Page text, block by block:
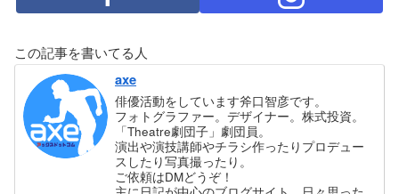
この記事を書いてる人
axe
俳優活動をしています斧口智彦です。
フォトグラファー。デザイナー。株式投資。
「Theatre劇団子」劇団員。
演出や演技講師やチラシ作ったりプロデュー
スしたり写真撮ったり。
ご依頼はDMどうぞ！